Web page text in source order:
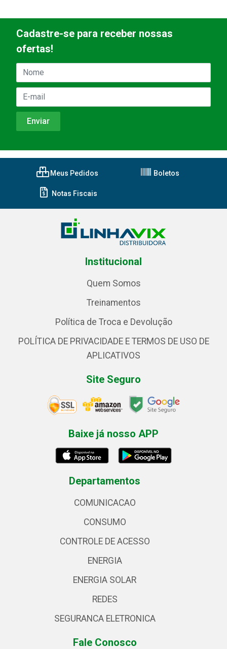
Cadastre-se para receber nossas
ofertas!
Meus Pedidos Boletos
Notas Fiscais
Institucional
Quem Somos
Treinamentos
Política de Troca e Devolução
POLÍTICA DE PRIVACIDADE E TERMOS DE USO DE
APLICATIVOS
Site Seguro
Baixe já nosso APP
Departamentos
COMUNICACAO
CONSUMO
CONTROLE DE ACESSO
ENERGIA
ENERGIA SOLAR
REDES
SEGURANCA ELETRONICA
Fale Conosco